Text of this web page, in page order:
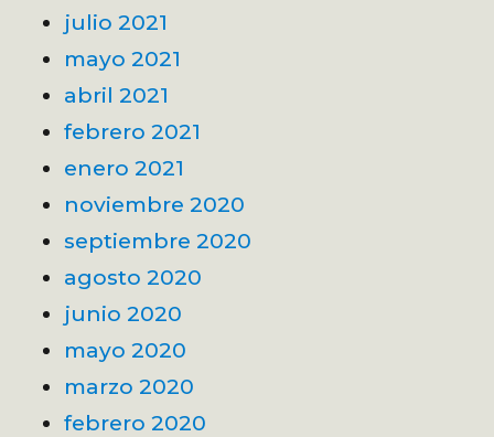
julio 2021
mayo 2021
abril 2021
febrero 2021
enero 2021
noviembre 2020
septiembre 2020
agosto 2020
junio 2020
mayo 2020
marzo 2020
febrero 2020